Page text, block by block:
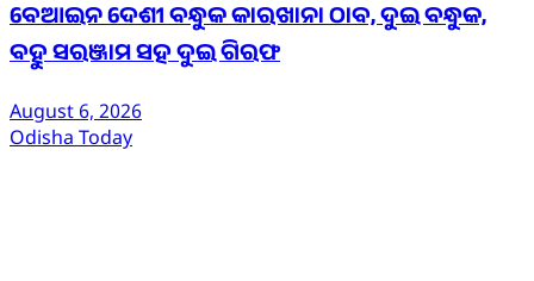
ବେଆଇନ ଦେଶୀ ବନ୍ଧୁକ କାରଖାନା ଠାବ, ଦୁଇ ବନ୍ଧୁକ,
ବହୁ ସରଞ୍ଜାମ ସହ ଦୁଇ ଗିରଫ
August 6, 2026
Odisha Today